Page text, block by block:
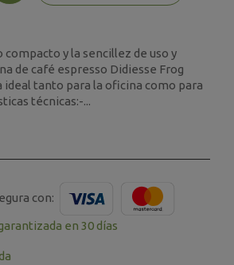
compacto y la sencillez de uso y
de café espresso Didiesse Frog
tanto para la oficina como para
técnicas:-...
con:
en 30 días